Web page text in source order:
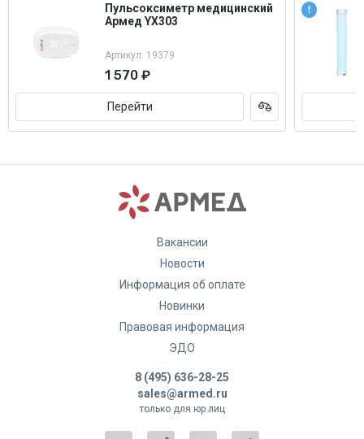
Пульсоксиметр медицинский
Армед YX303
Артикул: 19379
1 570 ₽
Перейти
Вакансии
Новости
Информация об оплате
Новинки
Правовая информация
ЭДО
8 (495) 636-28-25
sales@armed.ru
только для юр.лиц